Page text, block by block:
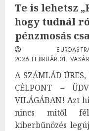
Te is lehetsz
hogy tudnál
pénzmosás
2026.FEBRUÁR.01.
A SZÁMLÁD
CÉLPONT –
VILÁGÁBAN! Azt
nincs mitől
kiberbűnözés